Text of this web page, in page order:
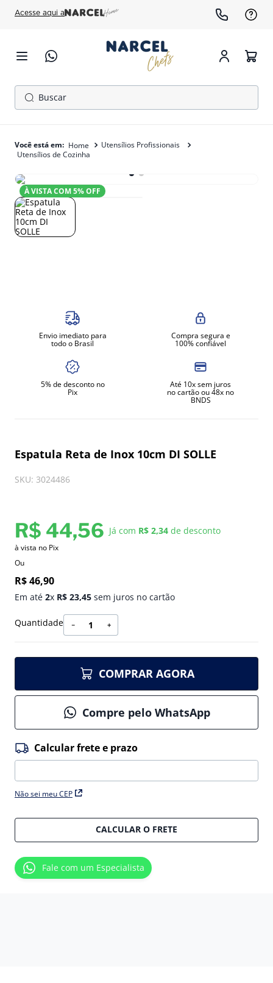
Acesse aqui a
Buscar
Utensílios Profissionais
Utensílios de Cozinha
À VISTA COM5% OFF
Envio imediato para
todo o Brasil
Compra segura e
100% confiável
5% de desconto no
Pix
Até 10x sem juros
no cartão ou 48x no
BNDS
Espatula Reta de Inox 10cm DI SOLLE
SKU: 3024486
R$ 44,56 Já com R$ 2,34 de desconto
à vista no Pix
Ou
R$46,90
Em até 2x R$ 23,45 sem juros no cartão
Quantidade ＋
－
COMPRAR AGORA
Compre pelo WhatsApp
Não sei meu CEP
CALCULAR O FRETE
Fale com um Especialista
1º
cafeteira
3º
gelopar
4º
fogão
5º
panela pressão
amassadeira
fritadeira